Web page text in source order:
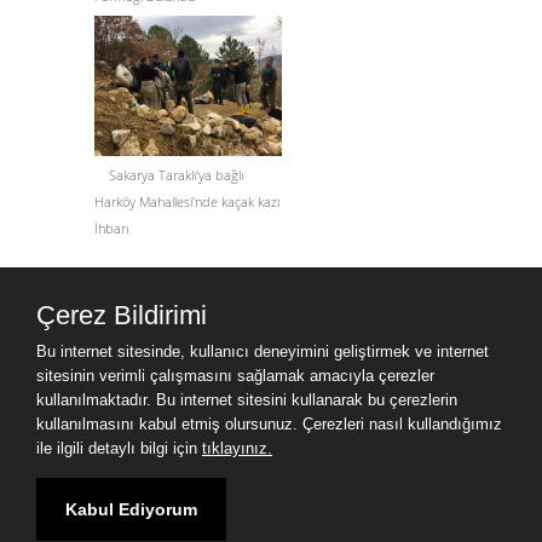
Sakarya Taraklı'ya bağlı
Harköy Mahallesi'nde kaçak kazı
İhbarı
Site Haritası
3D Printer Dental
Hangzhou Melamine Kitchen Cabinet Co.,Ltd
HEBEI NIUANMEI TECHNOLOGY CO., LTD
Компоненты грязевого насоса
Zhejiang Cosme Collections Co.,Ltd
Shaanxi Undersun Biomedtech Co.,Ltd
Çerez Bildirimi
Bu internet sitesinde, kullanıcı deneyimini geliştirmek ve internet
sitesinin verimli çalışmasını sağlamak amacıyla çerezler
kullanılmaktadır. Bu internet sitesini kullanarak bu çerezlerin
kullanılmasını kabul etmiş olursunuz. Çerezleri nasıl kullandığımız
ile ilgili detaylı bilgi için tıklayınız.
Kabul Ediyorum